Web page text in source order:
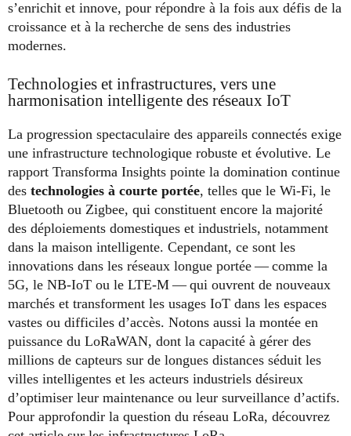
s’enrichit et innove, pour répondre à la fois aux défis de la
croissance et à la recherche de sens des industries
modernes.
Technologies et infrastructures, vers une
harmonisation intelligente des réseaux IoT
La progression spectaculaire des appareils connectés exige
une infrastructure technologique robuste et évolutive. Le
rapport Transforma Insights pointe la domination continue
des technologies à courte portée, telles que le Wi-Fi, le
Bluetooth ou Zigbee, qui constituent encore la majorité
des déploiements domestiques et industriels, notamment
dans la maison intelligente. Cependant, ce sont les
innovations dans les réseaux longue portée — comme la
5G, le NB-IoT ou le LTE-M — qui ouvrent de nouveaux
marchés et transforment les usages IoT dans les espaces
vastes ou difficiles d’accès. Notons aussi la montée en
puissance du LoRaWAN, dont la capacité à gérer des
millions de capteurs sur de longues distances séduit les
villes intelligentes et les acteurs industriels désireux
d’optimiser leur maintenance ou leur surveillance d’actifs.
Pour approfondir la question du réseau LoRa, découvrez